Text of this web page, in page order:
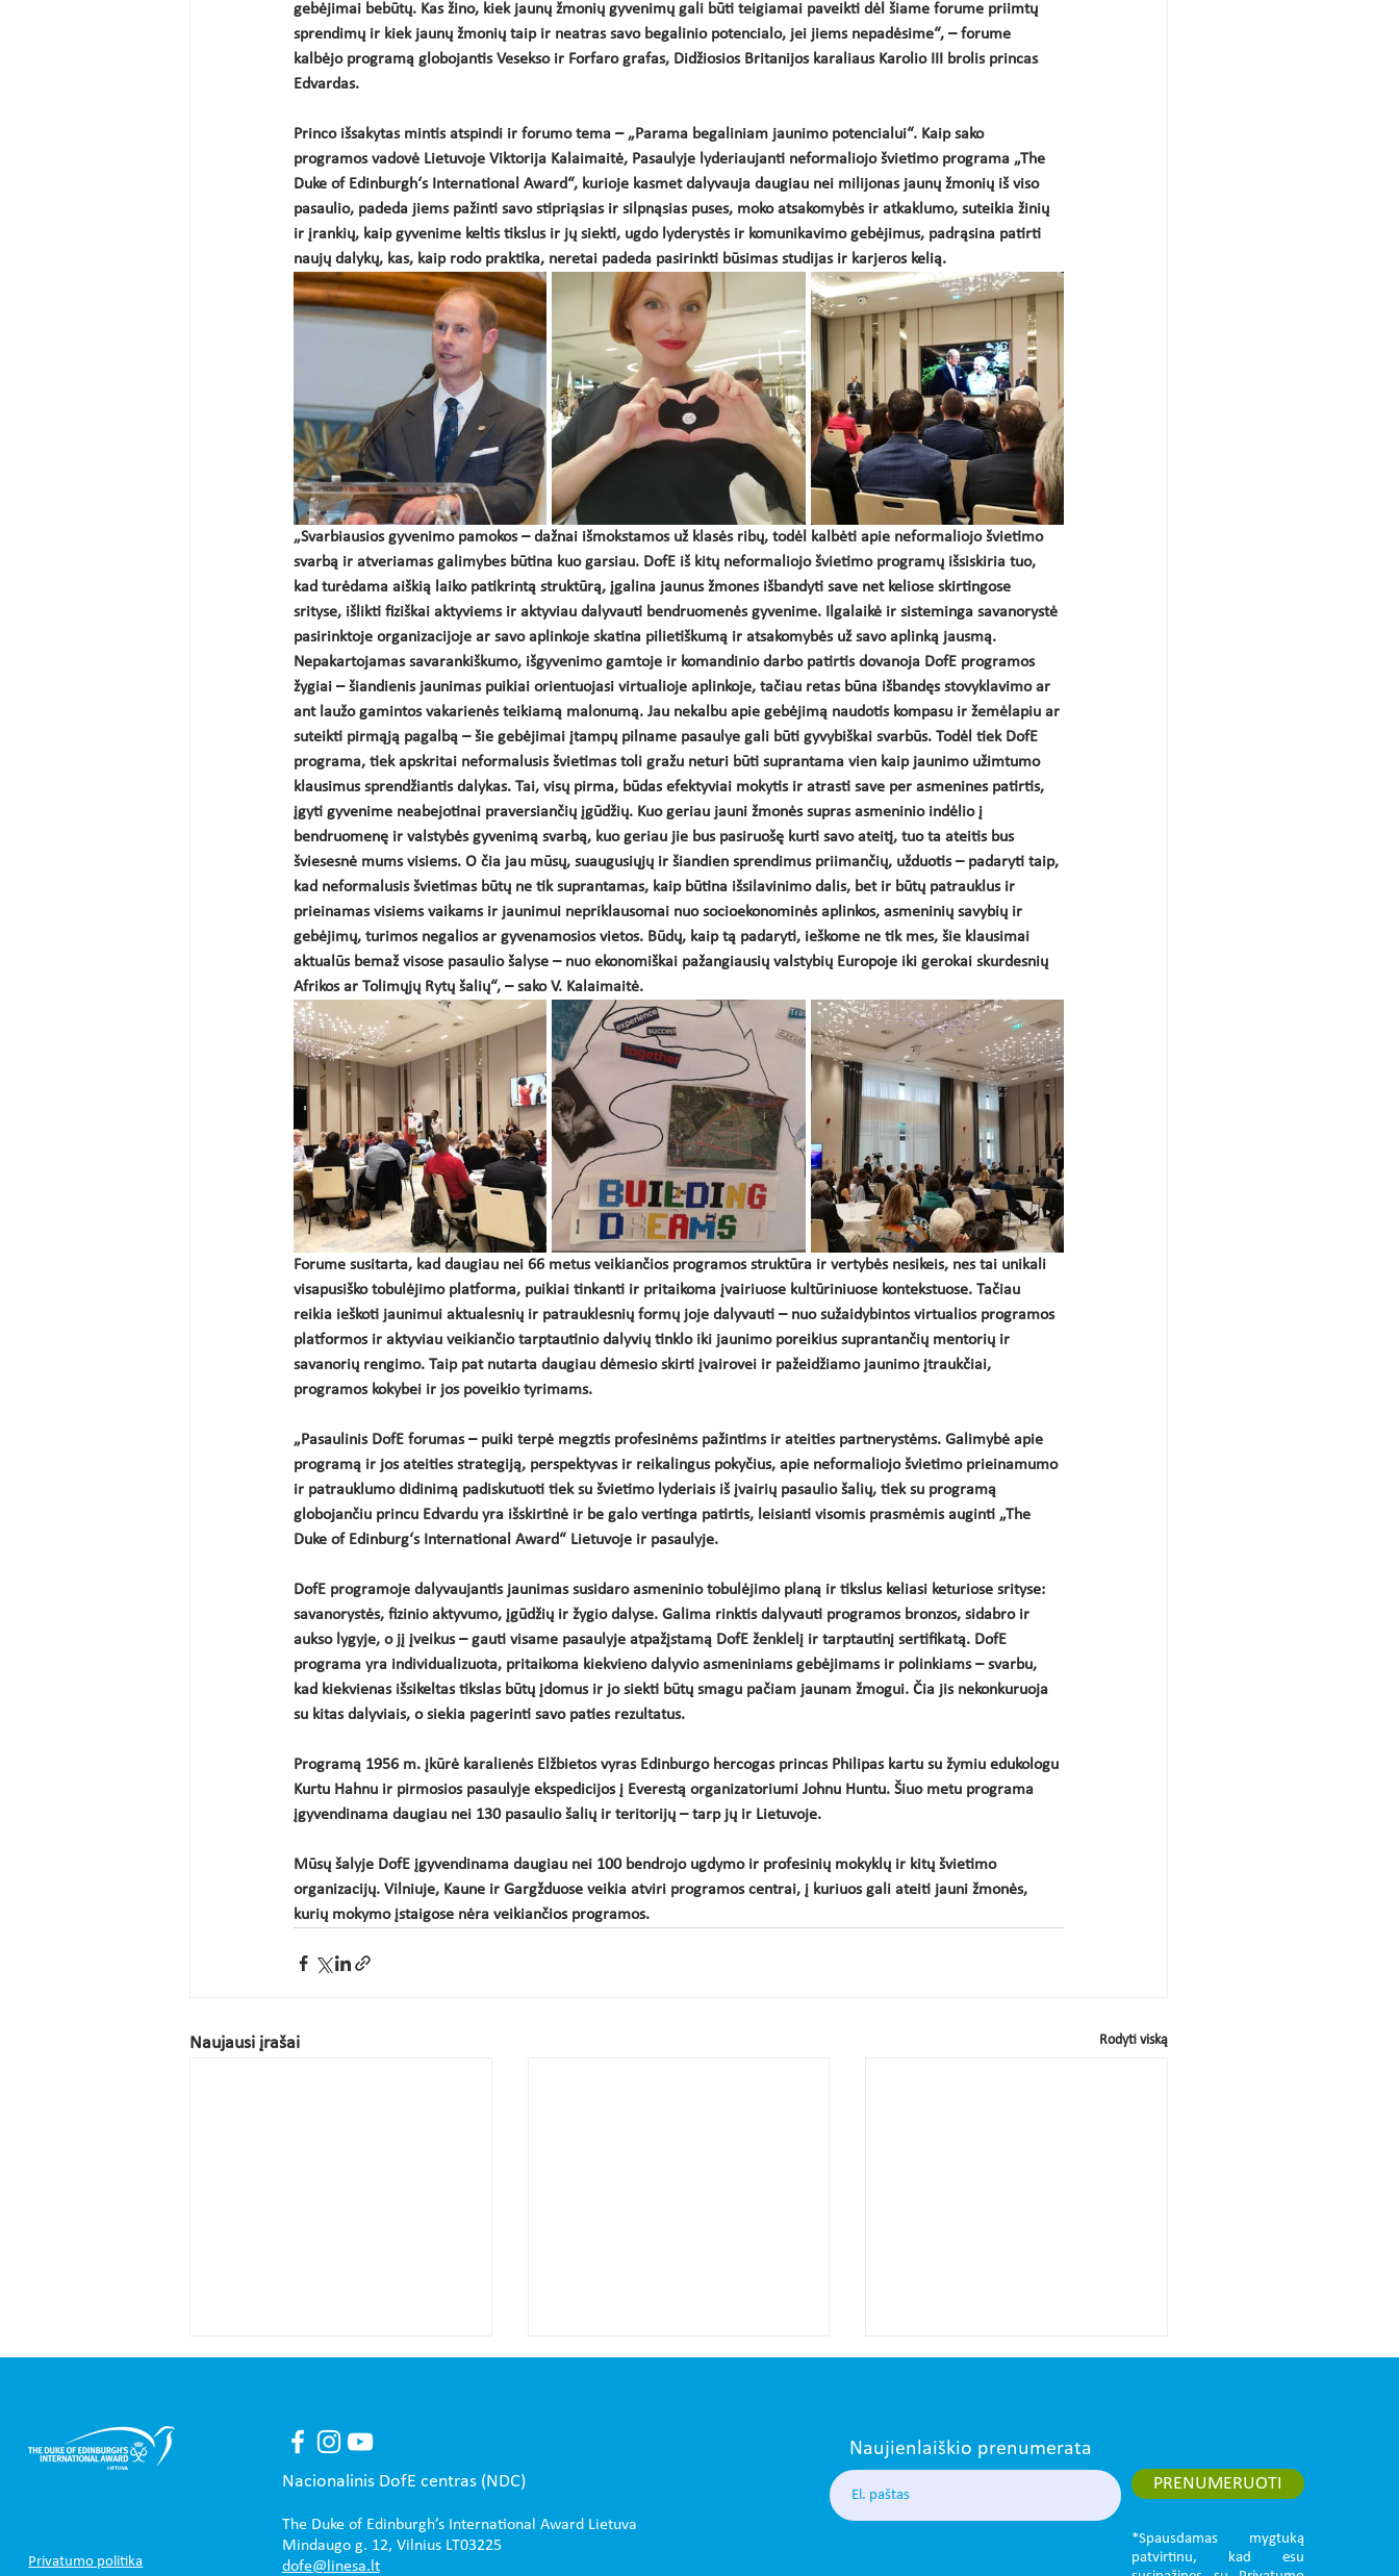
gebėjimai bebūtų. Kas žino, kiek jaunų žmonių gyvenimų gali būti teigiamai paveikti dėl šiame forume priimtų
sprendimų ir kiek jaunų žmonių taip ir neatras savo begalinio potencialo, jei jiems nepadėsime“, – forume
kalbėjo programą globojantis Vesekso ir Forfaro grafas, Didžiosios Britanijos karaliaus Karolio III brolis princas
Edvardas.
Princo išsakytas mintis atspindi ir forumo tema – „Parama begaliniam jaunimo potencialui“. Kaip sako
programos vadovė Lietuvoje Viktorija Kalaimaitė, Pasaulyje lyderiaujanti neformaliojo švietimo programa „The
Duke of Edinburgh‘s International Award“, kurioje kasmet dalyvauja daugiau nei milijonas jaunų žmonių iš viso
pasaulio, padeda jiems pažinti savo stipriąsias ir silpnąsias puses, moko atsakomybės ir atkaklumo, suteikia žinių
ir įrankių, kaip gyvenime keltis tikslus ir jų siekti, ugdo lyderystės ir komunikavimo gebėjimus, padrąsina patirti
naujų dalykų, kas, kaip rodo praktika, neretai padeda pasirinkti būsimas studijas ir karjeros kelią.
„Svarbiausios gyvenimo pamokos – dažnai išmokstamos už klasės ribų, todėl kalbėti apie neformaliojo švietimo
svarbą ir atveriamas galimybes būtina kuo garsiau. DofE iš kitų neformaliojo švietimo programų išsiskiria tuo,
kad turėdama aiškią laiko patikrintą struktūrą, įgalina jaunus žmones išbandyti save net keliose skirtingose
srityse, išlikti fiziškai aktyviems ir aktyviau dalyvauti bendruomenės gyvenime. Ilgalaikė ir sisteminga savanorystė
pasirinktoje organizacijoje ar savo aplinkoje skatina pilietiškumą ir atsakomybės už savo aplinką jausmą.
Nepakartojamas savarankiškumo, išgyvenimo gamtoje ir komandinio darbo patirtis dovanoja DofE programos
žygiai – šiandienis jaunimas puikiai orientuojasi virtualioje aplinkoje, tačiau retas būna išbandęs stovyklavimo ar
ant laužo gamintos vakarienės teikiamą malonumą. Jau nekalbu apie gebėjimą naudotis kompasu ir žemėlapiu ar
suteikti pirmąją pagalbą – šie gebėjimai įtampų pilname pasaulye gali būti gyvybiškai svarbūs. Todėl tiek DofE
programa, tiek apskritai neformalusis švietimas toli gražu neturi būti suprantama vien kaip jaunimo užimtumo
klausimus sprendžiantis dalykas. Tai, visų pirma, būdas efektyviai mokytis ir atrasti save per asmenines patirtis,
įgyti gyvenime neabejotinai praversiančių įgūdžių. Kuo geriau jauni žmonės supras asmeninio indėlio į
bendruomenę ir valstybės gyvenimą svarbą, kuo geriau jie bus pasiruošę kurti savo ateitį, tuo ta ateitis bus
šviesesnė mums visiems. O čia jau mūsų, suaugusiųjų ir šiandien sprendimus priimančių, užduotis – padaryti taip,
kad neformalusis švietimas būtų ne tik suprantamas, kaip būtina išsilavinimo dalis, bet ir būtų patrauklus ir
prieinamas visiems vaikams ir jaunimui nepriklausomai nuo socioekonominės aplinkos, asmeninių savybių ir
gebėjimų, turimos negalios ar gyvenamosios vietos. Būdų, kaip tą padaryti, ieškome ne tik mes, šie klausimai
aktualūs bemaž visose pasaulio šalyse – nuo ekonomiškai pažangiausių valstybių Europoje iki gerokai skurdesnių
Afrikos ar Tolimųjų Rytų šalių“, – sako V. Kalaimaitė.
Forume susitarta, kad daugiau nei 66 metus veikiančios programos struktūra ir vertybės nesikeis, nes tai unikali
visapusiško tobulėjimo platforma, puikiai tinkanti ir pritaikoma įvairiuose kultūriniuose kontekstuose. Tačiau
reikia ieškoti jaunimui aktualesnių ir patrauklesnių formų joje dalyvauti – nuo sužaidybintos virtualios programos
platformos ir aktyviau veikiančio tarptautinio dalyvių tinklo iki jaunimo poreikius suprantančių mentorių ir
savanorių rengimo. Taip pat nutarta daugiau dėmesio skirti įvairovei ir pažeidžiamo jaunimo įtraukčiai,
programos kokybei ir jos poveikio tyrimams.
„Pasaulinis DofE forumas – puiki terpė megztis profesinėms pažintims ir ateities partnerystėms. Galimybė apie
programą ir jos ateities strategiją, perspektyvas ir reikalingus pokyčius, apie neformaliojo švietimo prieinamumo
ir patrauklumo didinimą padiskutuoti tiek su švietimo lyderiais iš įvairių pasaulio šalių, tiek su programą
globojančiu princu Edvardu yra išskirtinė ir be galo vertinga patirtis, leisianti visomis prasmėmis auginti „The
Duke of Edinburg‘s International Award“ Lietuvoje ir pasaulyje.
DofE programoje dalyvaujantis jaunimas susidaro asmeninio tobulėjimo planą ir tikslus keliasi keturiose srityse:
savanorystės, fizinio aktyvumo, įgūdžių ir žygio dalyse. Galima rinktis dalyvauti programos bronzos, sidabro ir
aukso lygyje, o jį įveikus – gauti visame pasaulyje atpažįstamą DofE ženklelį ir tarptautinį sertifikatą. DofE
programa yra individualizuota, pritaikoma kiekvieno dalyvio asmeniniams gebėjimams ir polinkiams – svarbu,
kad kiekvienas išsikeltas tikslas būtų įdomus ir jo siekti būtų smagu pačiam jaunam žmogui. Čia jis nekonkuruoja
su kitas dalyviais, o siekia pagerinti savo paties rezultatus.
Programą 1956 m. įkūrė karalienės Elžbietos vyras Edinburgo hercogas princas Philipas kartu su žymiu edukologu
Kurtu Hahnu ir pirmosios pasaulyje ekspedicijos į Everestą organizatoriumi Johnu Huntu. Šiuo metu programa
įgyvendinama daugiau nei 130 pasaulio šalių ir teritorijų – tarp jų ir Lietuvoje.
Mūsų šalyje DofE įgyvendinama daugiau nei 100 bendrojo ugdymo ir profesinių mokyklų ir kitų švietimo
organizacijų. Vilniuje, Kaune ir Gargžduose veikia atviri programos centrai, į kuriuos gali ateiti jauni žmonės,
kurių mokymo įstaigose nėra veikiančios programos.
Naujausi įrašai Rodyti viską
Mokymai DofE vadovams ir
koordinatoriams: „Nuovargis-
DofE vadovus, koordinatorius ir
Privatumo politika
Nacionalinis DofE centras (NDC)
The Duke of Edinburgh’s International Award Lietuva
Mindaugo g. 12, Vilnius LT03225
dofe@linesa.lt
Naujienlaiškio prenumerata
PRENUMERUOTI
*Spausdamas mygtuką
patvirtinu, kad esu